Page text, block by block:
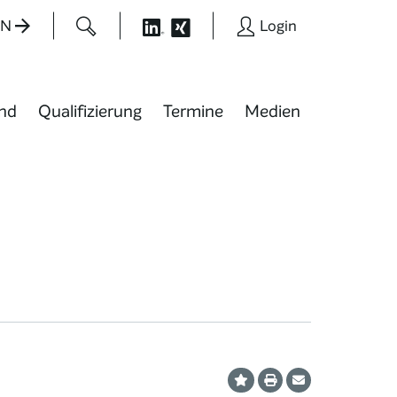
Login
Qualifizierung Termine Medien